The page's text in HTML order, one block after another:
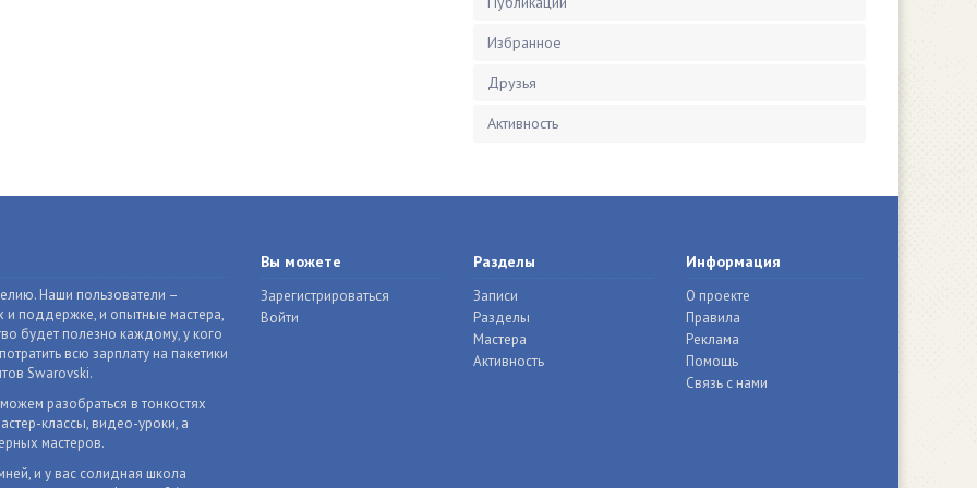
Избранное
Друзья
Активность
Наши пользователи –
поддержке, и опытные мастера,
будет полезно каждому, у кого
всю зарплату на пакетики
Swarovski.
разобраться в тонкостях
классы, видео-уроки, а
мастеров.
и у вас солидная школа
Вы можете
Зарегистрироваться
Войти
Разделы
Записи
Разделы
Мастера
Активность
Информация
О проекте
Правила
Реклама
Помощь
Связь с нами